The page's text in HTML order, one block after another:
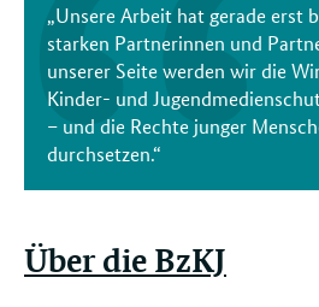
„Unsere Arbeit hat gerade erst
starken Partnerinnen und
unserer Seite werden wir die
Kinder- und
– und die Rechte junger
durchsetzen.“
Über die BzKJ